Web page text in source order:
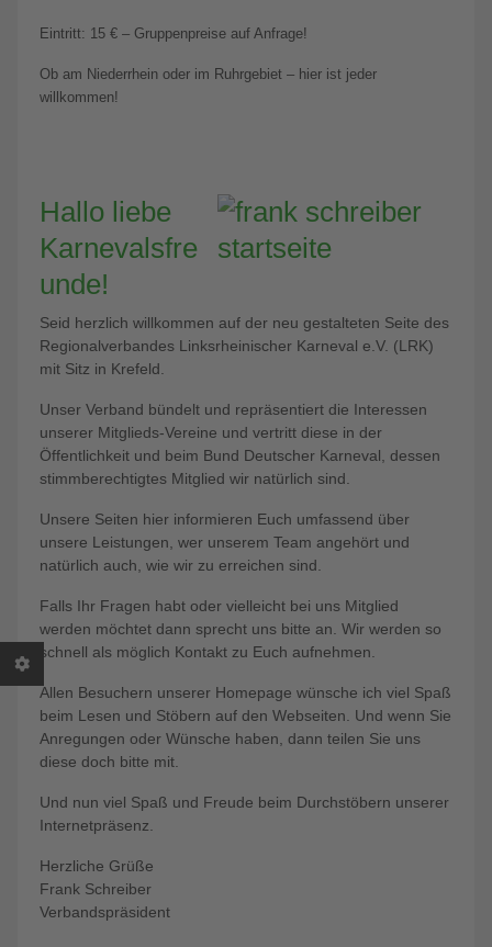
Eintritt: 15 € – Gruppenpreise auf Anfrage!
Ob am Niederrhein oder im Ruhrgebiet – hier ist jeder
willkommen!
Hallo liebe
Karnevalsfre
unde!
Seid herzlich willkommen auf der neu gestalteten Seite des
Regionalverbandes Linksrheinischer Karneval e.V. (LRK)
mit Sitz in Krefeld.
Unser Verband bündelt und repräsentiert die Interessen
unserer Mitglieds-Vereine und vertritt diese in der
Öffentlichkeit und beim Bund Deutscher Karneval, dessen
stimmberechtigtes Mitglied wir natürlich sind.
Unsere Seiten hier informieren Euch umfassend über
unsere Leistungen, wer unserem Team angehört und
natürlich auch, wie wir zu erreichen sind.
Falls Ihr Fragen habt oder vielleicht bei uns Mitglied
werden möchtet dann sprecht uns bitte an. Wir werden so
schnell als möglich Kontakt zu Euch aufnehmen.
Allen Besuchern unserer Homepage wünsche ich viel Spaß
beim Lesen und Stöbern auf den Webseiten. Und wenn Sie
Anregungen oder Wünsche haben, dann teilen Sie uns
diese doch bitte mit.
Und nun viel Spaß und Freude beim Durchstöbern unserer
Internetpräsenz.
Herzliche Grüße
Frank Schreiber
Verbandspräsident